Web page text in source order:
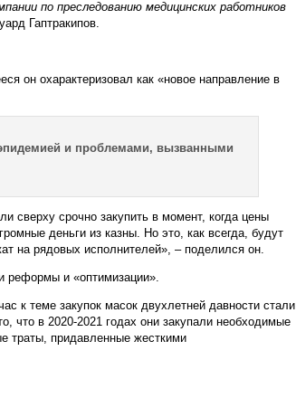
по преследованию медицинских работников
Гаптракипов.
он охарактеризовал как «новое направление в
и проблемами, вызванными
сверху срочно закупить в момент, когда цены
деньги из казны. Но это, как всегда, будут
на рядовых исполнителей», – поделился он.
реформы и «оптимизации».
к теме закупок масок двухлетней давности стали
что в 2020-2021 годах они закупали необходимые
траты, придавленные жесткими